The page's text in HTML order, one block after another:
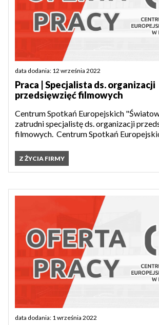
data dodania: 12 września 2022
Praca | Specjalista ds. organizacji
przedsięwzięć filmowych
Centrum Spotkań Europejskich
zatrudni specjalistę ds. organizacji
filmowych. Centrum Spotkań
Z ŻYCIA FIRMY
data dodania: 1 września 2022